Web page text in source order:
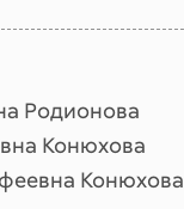
Родионова
Конюхова
Конюхова